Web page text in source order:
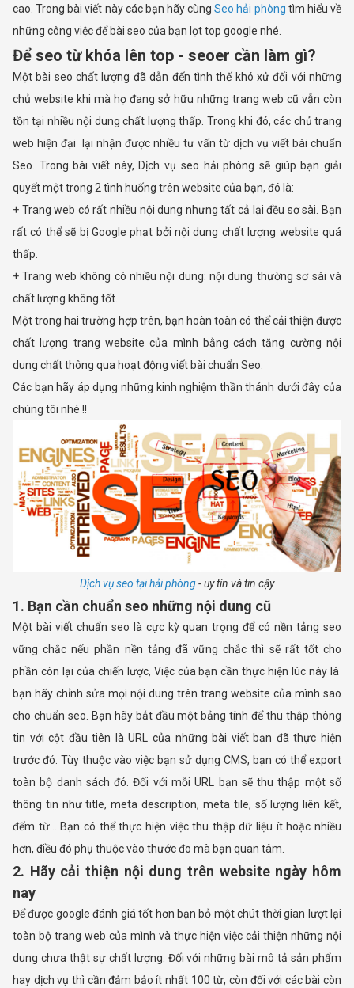
cao. Trong bài viết này các bạn hãy cùngSeo hải phòng tìm hiểu về
những công việc để bài seo của bạn lọt top google nhé.
Để seo từ khóa lên top - seoer cần làm gì?
Một bài seo chất lượng đã dẫn đến tình thế khó xử đối với những
chủ website khi mà họ đang sở hữu những trang web cũ vẫn còn
tồn tại nhiều nội dung chất lượng thấp. Trong khi đó, các chủ trang
web hiện đại lại nhận được nhiều tư vấn từ dịch vụ viết bài chuẩn
Seo. Trong bài viết này, Dịch vụ seo hải phòng sẽ giúp bạn giải
quyết một trong 2 tình huống trên website của bạn, đó là:
+ Trang web có rất nhiều nội dung nhưng tất cả lại đều sơ sài. Bạn
rất có thể sẽ bị Google phạt bởi nội dung chất lượng website quá
thấp.
+ Trang web không có nhiều nội dung: nội dung thường sơ sài và
chất lượng không tốt.
Một trong hai trường hợp trên, bạn hoàn toàn có thể cải thiện được
chất lượng trang website của mình bằng cách tăng cường nội
dung chất thông qua hoạt động viết bài chuẩn Seo.
Các bạn hãy áp dụng những kinh nghiệm thần thánh dưới đây của
chúng tôi nhé !!
Dịch vụ seo tại hải phòng- uy tín và tin cậy
1. Bạn cần chuẩn seo những nội dung cũ
Một bài viết chuẩn seo là cực kỳ quan trọng để có nền tảng seo
vững chắc nếu phần nền tảng đã vững chắc thì sẽ rất tốt cho
phần còn lại của chiến lược, Việc của bạn cần thực hiện lúc này là
bạn hãy chỉnh sửa mọi nội dung trên trang website của mình sao
cho chuẩn seo. Bạn hãy bắt đầu một bảng tính để thu thập thông
tin với cột đầu tiên là URL của những bài viết bạn đã thực hiện
trước đó. Tùy thuộc vào việc bạn sử dụng CMS, bạn có thể export
toàn bộ danh sách đó. Đối với mỗi URL bạn sẽ thu thập một số
thông tin như title, meta description, meta tile, số lượng liên kết,
đếm từ… Bạn có thể thực hiện việc thu thập dữ liệu ít hoặc nhiều
hơn, điều đó phụ thuộc vào thước đo mà bạn quan tâm.
2. Hãy cải thiện nội dung trên website ngày hôm
nay
Để được google đánh giá tốt hơn bạn bỏ một chút thời gian lượt lại
toàn bộ trang web của mình và thực hiện việc cải thiện những nội
dung chưa thật sự chất lượng. Đối với những bài mô tả sản phẩm
hay dịch vụ thì cần đảm bảo ít nhất 100 từ, còn đối với các bài còn